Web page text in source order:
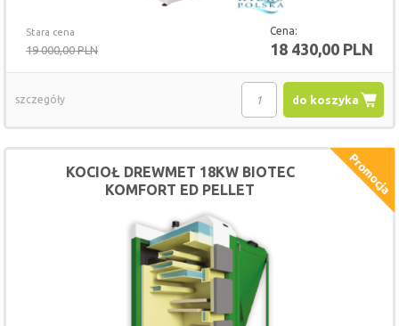
Stara cena
19 000,00 PLN
Cena:
18 430,00 PLN
do koszyka
szczegóły
KOCIOŁ DREWMET 18KW BIOTEC
KOMFORT ED PELLET